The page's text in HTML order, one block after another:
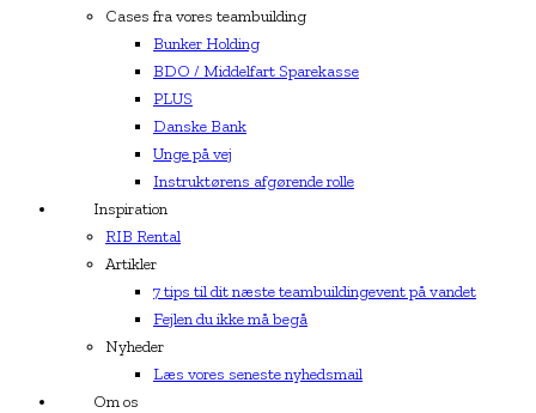
Cases fra vores teambuilding
Bunker Holding
BDO / Middelfart Sparekasse
PLUS
Danske Bank
Unge på vej
Instruktørens afgørende rolle
Inspiration
RIB Rental
Artikler
7 tips til dit næste teambuildingevent på vandet
Fejlen du ikke må begå
Nyheder
Læs vores seneste nyhedsmail
Om os